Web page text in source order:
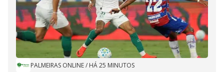
PALMEIRAS ONLINE/ HÁ 25 MINUTOS